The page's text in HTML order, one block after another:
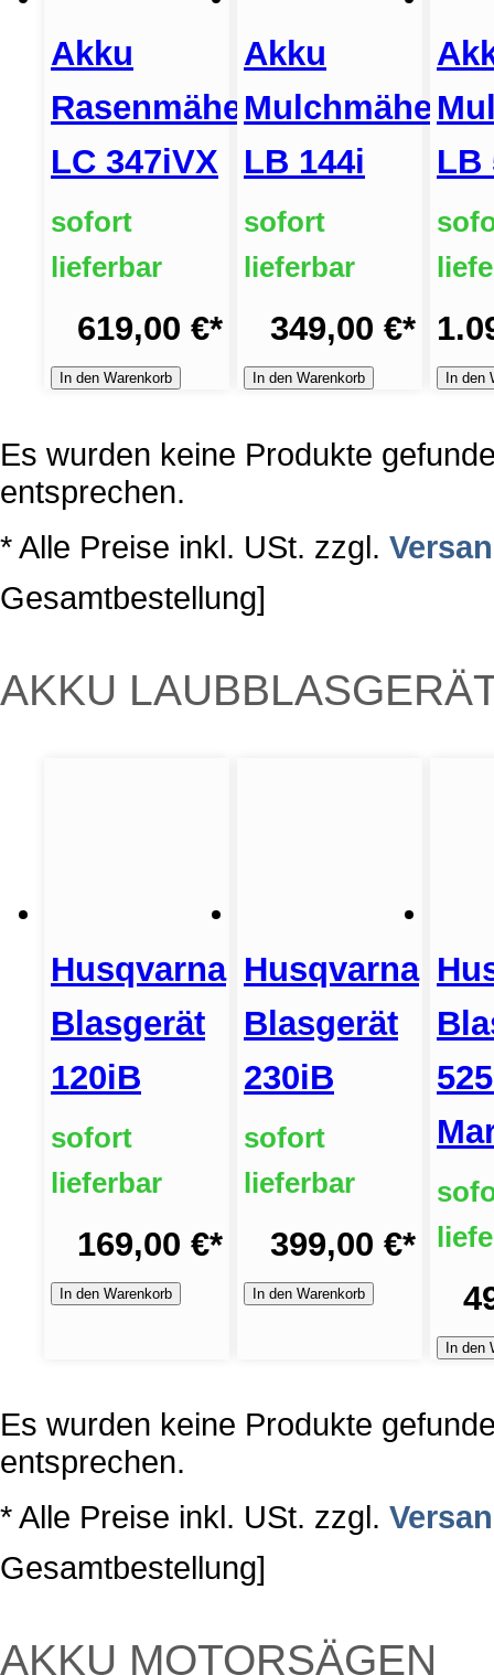
Akku
Rasenmäher
LC 347iVX
sofort
lieferbar
619,00 €*
In den Warenkorb
Akku
Mulchmäher
LB 144i
sofort
lieferbar
349,00 €*
In den Warenkorb
LB
In den
Es wurden keine Produkte
entsprechen.
* Alle Preise inkl. USt. zzgl.
Gesamtbestellung]
AKKU
Husqvarna
Blasgerät
120iB
sofort
lieferbar
169,00 €*
In den Warenkorb
Husqvarna
Blasgerät
230iB
sofort
lieferbar
399,00 €*
In den Warenkorb
In den
Es wurden keine Produkte
entsprechen.
* Alle Preise inkl. USt. zzgl.
Gesamtbestellung]
AKKU MOTORSÄGEN